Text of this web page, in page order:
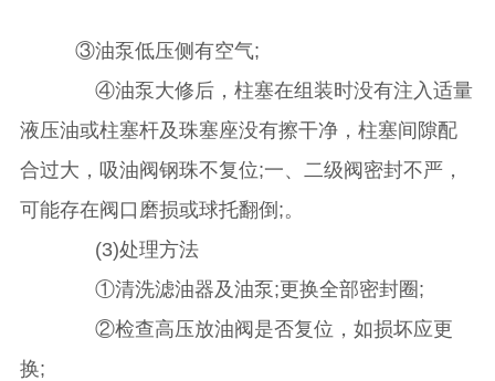
③油泵低压侧有空气;
④油泵大修后，柱塞在组装时没有注入适量
液压油或柱塞杆及珠塞座没有擦干净，柱塞间隙配
合过大，吸油阀钢珠不复位;一、二级阀密封不严，
可能存在阀口磨损或球托翻倒;。
(3)处理方法
①清洗滤油器及油泵;更换全部密封圈;
②检查高压放油阀是否复位，如损坏应更
换;